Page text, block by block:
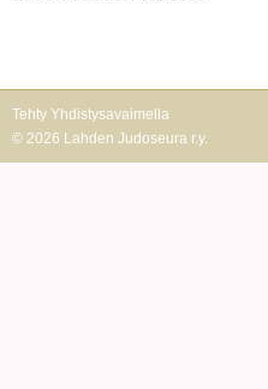
Tehty Yhdistysavaimella
© 2026 Lahden Judoseura r.y.